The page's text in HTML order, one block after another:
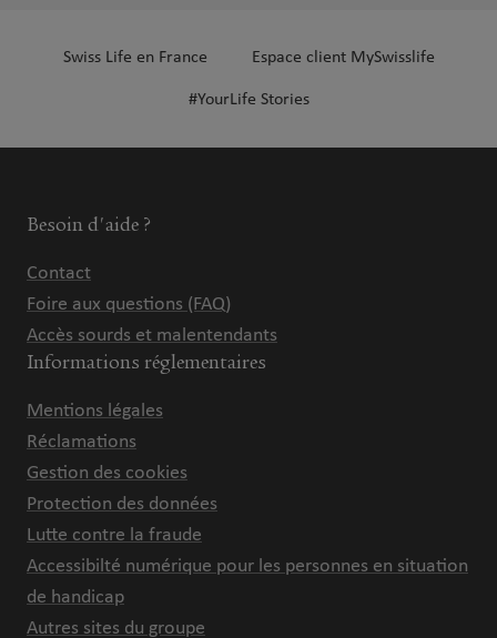
Swiss Life en France Espace client MySwisslife
#YourLife Stories
Besoin d'aide ?
Contact
Foire aux questions (FAQ)
Accès sourds et malentendants
Informations réglementaires
Mentions légales
Réclamations
Gestion des cookies
Protection des données
Lutte contre la fraude
Accessibilté numérique pour les personnes en situation
de handicap
Autres sites du groupe